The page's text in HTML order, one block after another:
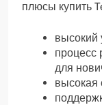
плюсы купить
высокий
процесс
для
высокая